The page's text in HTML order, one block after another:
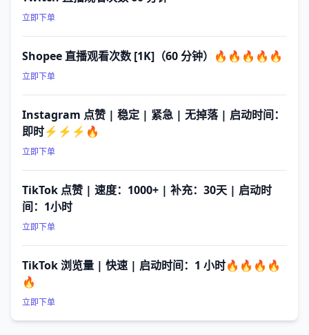
立即下单
Shopee 直播观看次数 [1K]（60 分钟）🔥🔥🔥🔥🔥
立即下单
Instagram 点赞 | 稳定 | 紧急 | 无掉落 | 启动时间：
即时⚡⚡⚡🔥
立即下单
TikTok 点赞 | 速度：1000+ | 补充：30天 | 启动时
间：1小时
立即下单
TikTok 浏览量 | 快速 | 启动时间：1 小时🔥🔥🔥🔥
🔥
立即下单